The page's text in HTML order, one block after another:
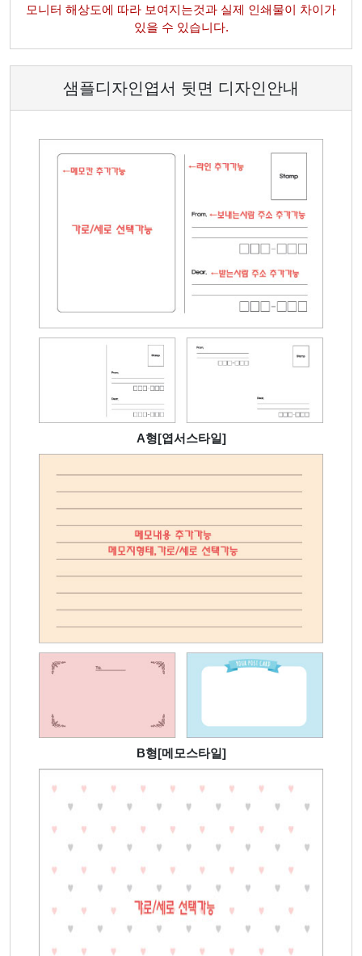
모니터 해상도에 따라 보여지는것과 실제 인쇄물이 차이가
있을 수 있습니다.
샘플디자인엽서 뒷면 디자인안내
A형[엽서스타일]
B형[메모스타일]